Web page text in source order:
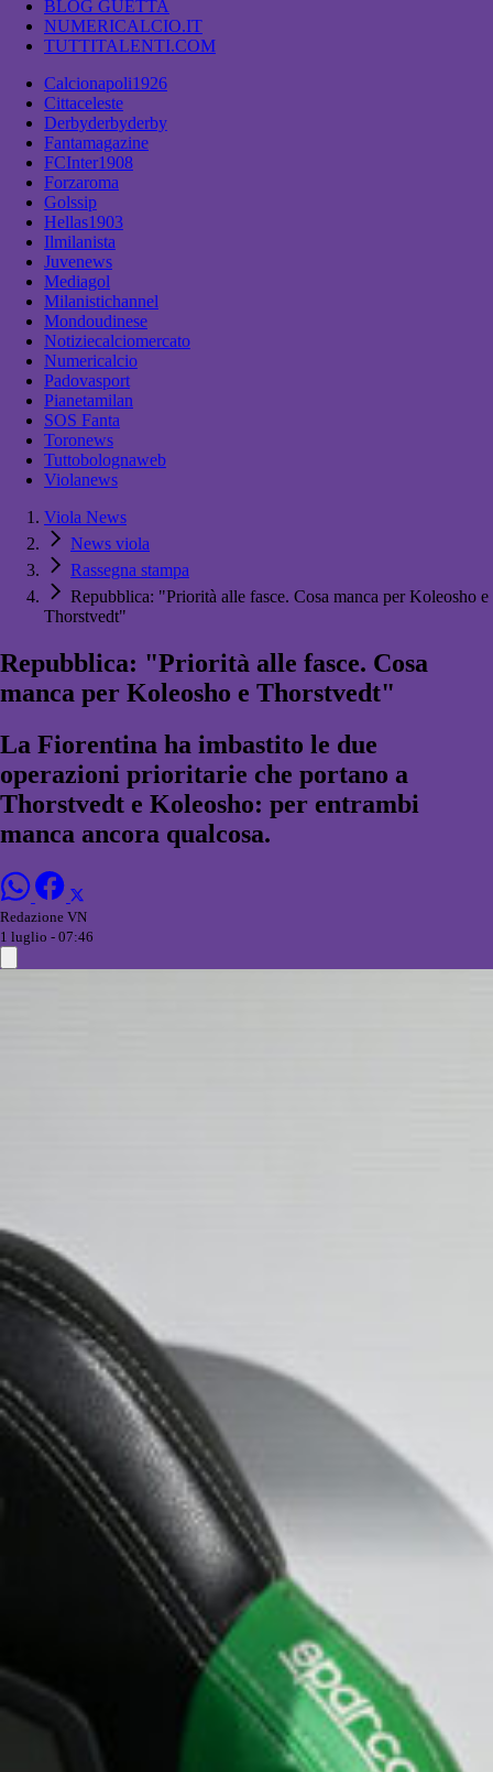
BLOG GUETTA
NUMERICALCIO.IT
TUTTITALENTI.COM
Calcionapoli1926
Cittaceleste
Derbyderbyderby
Fantamagazine
FCInter1908
Forzaroma
Golssip
Hellas1903
Ilmilanista
Juvenews
Mediagol
Milanistichannel
Mondoudinese
Notiziecalciomercato
Numericalcio
Padovasport
Pianetamilan
SOS Fanta
Toronews
Tuttobolognaweb
Violanews
Viola News
News viola
Rassegna stampa
Repubblica: "Priorità alle fasce. Cosa manca per Koleosho e
Thorstvedt"
Repubblica: "Priorità alle fasce. Cosa
manca per Koleosho e Thorstvedt"
La Fiorentina ha imbastito le due
operazioni prioritarie che portano a
Thorstvedt e Koleosho: per entrambi
manca ancora qualcosa.
Redazione VN
1 luglio - 07:46